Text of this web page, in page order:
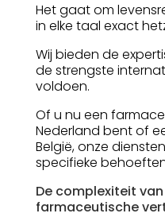
Het gaat om
in elke taal exact
Wij bieden de
de strengste
voldoen.
Of u nu een
Nederland bent of
België, onze
specifieke
De complexiteit
farmaceutische